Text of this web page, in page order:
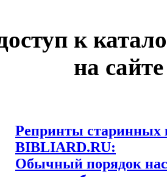
к
на
Репринты старинных
BIBLIARD.RU:
Обычный порядок